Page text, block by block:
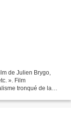
de Julien Brygo,
». Film
tronqué de la